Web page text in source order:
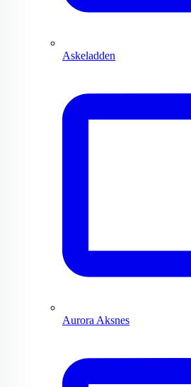
Askeladden
Aurora Aksnes